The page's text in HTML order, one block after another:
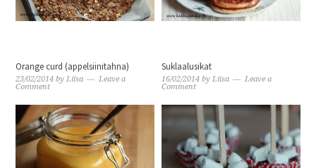
Orange curd (appelsiinitahna)
23/02/2014 byLiisa
Leave a
Comment
Suklaalusikat
16/02/2014 byLiisa
Leave a
Comment